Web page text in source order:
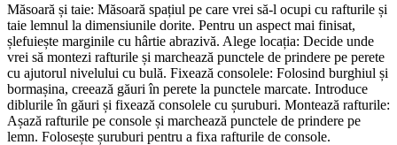
Măsoară și taie: Măsoară spațiul pe care vrei să-l ocupi cu rafturile și
taie lemnul la dimensiunile dorite. Pentru un aspect mai finisat,
șlefuiește marginile cu hârtie abrazivă. Alege locația: Decide unde
vrei să montezi rafturile și marchează punctele de prindere pe perete
cu ajutorul nivelului cu bulă. Fixează consolele: Folosind burghiul și
bormașina, creează găuri în perete la punctele marcate. Introduce
diblurile în găuri și fixează consolele cu șuruburi. Montează rafturile:
Așază rafturile pe console și marchează punctele de prindere pe
lemn. Folosește șuruburi pentru a fixa rafturile de console.